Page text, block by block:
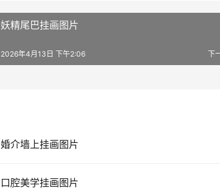
妖精尾巴挂画图片
下
2026年4月13日 下午2:06
婚介墙上挂画图片
口腔美学挂画图片